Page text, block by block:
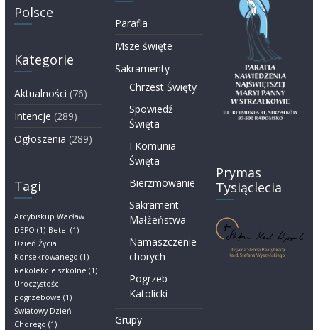
Polsce
Kategorie
Aktualności (76)
Intencje (289)
Ogłoszenia (289)
Tagi
Arcybiskup Wacław
DEPO (1) Betel (1)
Dzień Życia
Konsekrowanego (1)
Rekolekcje szkolne (1)
Uroczystości
pogrzebowe (1)
Światowy Dzień
Chorego (1)
Parafia
Msze święte
Sakramenty
Chrzest Święty
Spowiedź
Święta
I Komunia
Święta
Bierzmowanie
Sakrament
Małżeństwa
Namaszczenie
chorych
Pogrzeb
Katolicki
Grupy
Prymas
Tysiąclecia